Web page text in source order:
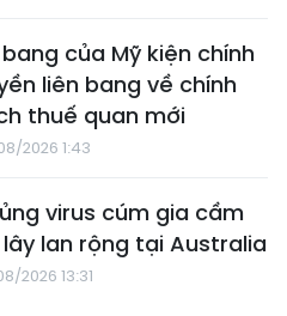
của Mỹ kiện chính
liên bang về chính
thuế quan mới
2026 1:43
virus cúm gia cầm
lây lan rộng tại Australia
2026 13:31